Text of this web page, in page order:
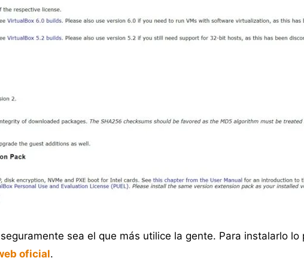
sea el que más utilice la gente. Para instalarlo lo
oficial.